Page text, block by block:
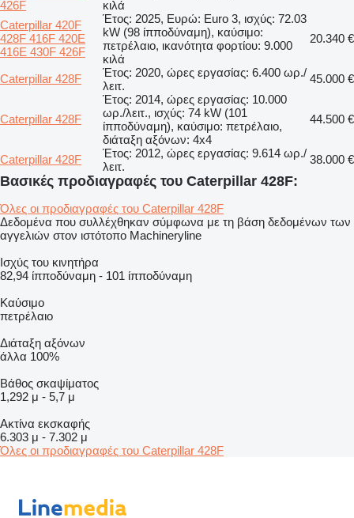
426F
κιλά
Caterpillar 420F
428F 416F 420E
416E 430F 426F
Έτος: 2025, Ευρώ: Euro 3, ισχύς: 72.03
kW (98 ίπποδύναμη), καύσιμο:
πετρέλαιο, ικανότητα φορτίου: 9.000
κιλά
20.340 €
Caterpillar 428F
Έτος: 2020, ώρες εργασίας: 6.400 ωρ./
λειτ.
45.000 €
Caterpillar 428F
Έτος: 2014, ώρες εργασίας: 10.000
ωρ./λειτ., ισχύς: 74 kW (101
ίπποδύναμη), καύσιμο: πετρέλαιο,
διάταξη αξόνων: 4x4
44.500 €
Caterpillar 428F
Έτος: 2012, ώρες εργασίας: 9.614 ωρ./
λειτ.
38.000 €
Βασικές προδιαγραφές του Caterpillar 428F:
Όλες οι προδιαγραφές του Caterpillar 428F
Δεδομένα που συλλέχθηκαν σύμφωνα με τη βάση δεδομένων των
αγγελιών στον ιστότοπο Machineryline
Ισχύς του κινητήρα
82,94 ίπποδύναμη - 101 ίπποδύναμη
Καύσιμο
πετρέλαιο
Διάταξη αξόνων
άλλα 100%
Βάθος σκαψίματος
1,292 μ - 5,7 μ
Ακτίνα εκσκαφής
6.303 μ - 7.302 μ
Όλες οι προδιαγραφές του Caterpillar 428F